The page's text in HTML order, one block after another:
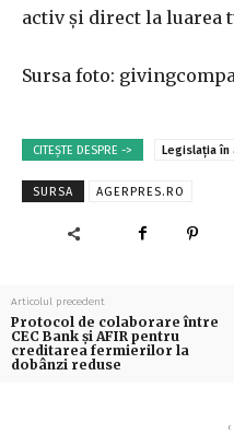
activ şi direct la luarea
Sursa foto:
CITEȘTE DESPRE -> Legislația în
SURSA AGERPRES.RO
Articolul precedent
Protocol de colaborare între
CEC Bank şi AFIR pentru
creditarea fermierilor la
dobânzi reduse